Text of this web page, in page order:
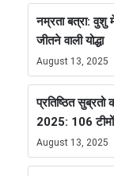
नम्रता बत्रा: वुशु
जीतने वाली योद्धा
August 13, 2025
प्रतिष्ठित सुब्रतो
2025: 106
August 13, 2025